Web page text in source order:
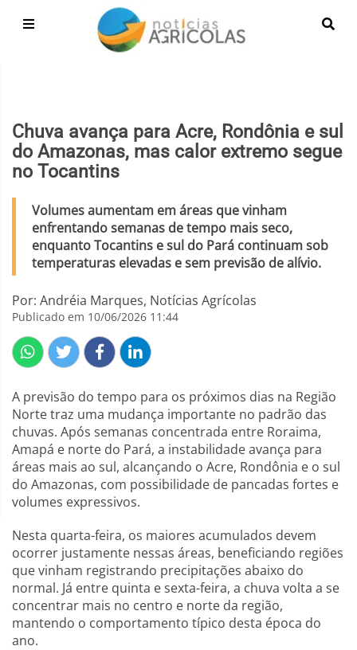
Chuva avança para Acre, Rondônia e sul
do Amazonas, mas calor extremo segue
no Tocantins
Volumes aumentam em áreas que vinham
enfrentando semanas de tempo mais seco,
enquanto Tocantins e sul do Pará continuam sob
temperaturas elevadas e sem previsão de alívio.
Por: Andréia Marques, Notícias Agrícolas
Publicado em 10/06/2026 11:44
A previsão do tempo para os próximos dias na Região
Norte traz uma mudança importante no padrão das
chuvas. Após semanas concentrada entre Roraima,
Amapá e norte do Pará, a instabilidade avança para
áreas mais ao sul, alcançando o Acre, Rondônia e o sul
do Amazonas, com possibilidade de pancadas fortes e
volumes expressivos.
Nesta quarta-feira, os maiores acumulados devem
ocorrer justamente nessas áreas, beneficiando regiões
que vinham registrando precipitações abaixo do
normal. Já entre quinta e sexta-feira, a chuva volta a se
concentrar mais no centro e norte da região,
mantendo o comportamento típico desta época do
ano.